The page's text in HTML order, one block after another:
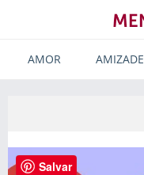
AMOR AMIZADE
Salvar